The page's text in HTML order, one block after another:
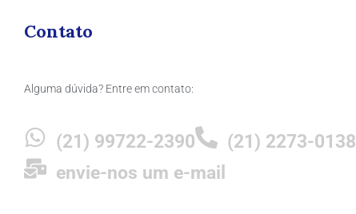
Contato
Alguma dúvida? Entre em contato:
(21) 99722-2390
(21) 2273-0138
envie-nos um e-mail